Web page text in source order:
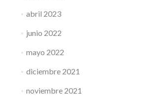
abril 2023
junio 2022
mayo 2022
diciembre 2021
noviembre 2021